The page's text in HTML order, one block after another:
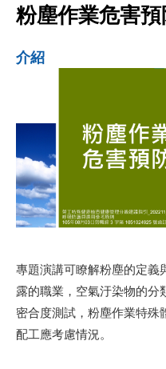
粉塵作業危害
介紹
專題演講可瞭解粉塵的定義
露的職業，空氣汙染物的分
密合度測試，粉塵作業特殊
配工應考慮情況。